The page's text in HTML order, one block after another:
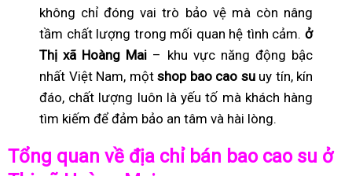
không chỉ đóng vai trò bảo vệ mà còn nâng
tầm chất lượng trong mối quan hệ tình cảm. ở
Thị xã Hoàng Mai – khu vực năng động bậc
nhất Việt Nam, một shop bao cao suuy tín, kín
đáo, chất lượng luôn là yếu tố mà khách hàng
tìm kiếm để đảm bảo an tâm và hài lòng.
Tổng quan về địa chỉ bán bao cao su ở